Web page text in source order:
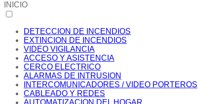
INICIO
DETECCION DE INCENDIOS
EXTINCION DE INCENDIOS
VIDEO VIGILANCIA
ACCESO Y ASISTENCIA
CERCO ELECTRICO
ALARMAS DE INTRUSION
INTERCOMUNICADORES / VIDEO PORTEROS
CABLEADO Y REDES
AUTOMATIZACION DEL HOGAR